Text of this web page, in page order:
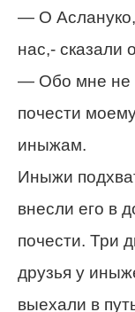
— О Аслануко,
нас,- сказали
— Обо мне не
почести
иныжам.
Иныжи
внесли его в
почести. Три
друзья у
выехали в